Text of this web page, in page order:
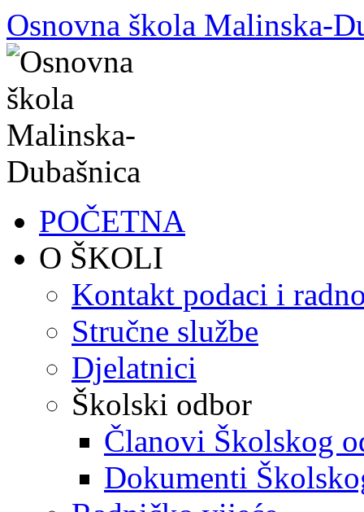
Skoči
do
sadržaja
Osnovna škola Malinska-
POČETNA
O ŠKOLI
Kontakt podaci i
Stručne službe
Djelatnici
Školski odbor
Članovi Školskog
Dokumenti